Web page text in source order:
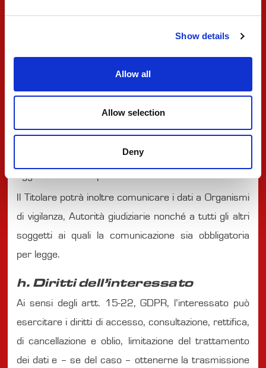
Show details
Allow all
Allow selection
Deny
da soggetti da questi designati come Responsabili
(quali, a titolo esemplificativo, società che svolgono il
servizio di gestione e/o manutenzione del sito web e
dei sistemi informativi, servizio di mailing). Scrivendo
al Titolare si può richiedere l’elenco completo e
aggiornato dei responsabili del trattamento.
Il Titolare potrà inoltre comunicare i dati a Organismi
di vigilanza, Autorità giudiziarie nonché a tutti gli altri
soggetti ai quali la comunicazione sia obbligatoria
per legge.
h. Diritti dell’interessato
Ai sensi degli artt. 15-22, GDPR, l’interessato può
esercitare i diritti di accesso, consultazione, rettifica,
di cancellazione e oblio, limitazione del trattamento
dei dati e – se del caso – ottenerne la trasmissione